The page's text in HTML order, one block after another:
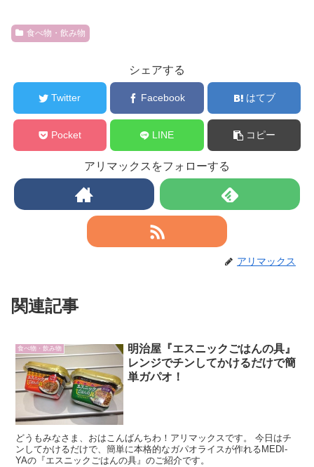
食べ物・飲み物
シェアする
Twitter Facebook はてブ
Pocket LINE コピー
アリマックスをフォローする
アリマックス
関連記事
食べ物・飲み物
明治屋『エスニックごはんの具』
レンジでチンしてかけるだけで簡
単ガパオ！
どうもみなさま、おはこんばんちわ！アリマックスです。 今日はチ
ンしてかけるだけで、簡単に本格的なガパオライスが作れるMEDI-
YAの『エスニックごはんの具』のご紹介です。